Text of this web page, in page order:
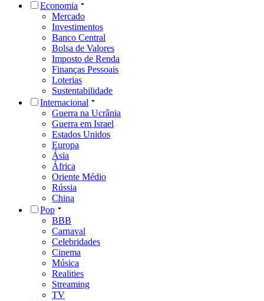
Economia
Mercado
Investimentos
Banco Central
Bolsa de Valores
Imposto de Renda
Finanças Pessoais
Loterias
Sustentabilidade
Internacional
Guerra na Ucrânia
Guerra em Israel
Estados Unidos
Europa
Ásia
África
Oriente Médio
Rússia
China
Pop
BBB
Carnaval
Celebridades
Cinema
Música
Realities
Streaming
TV